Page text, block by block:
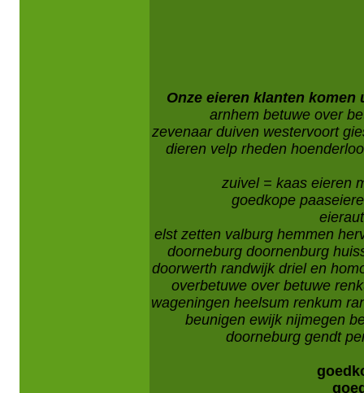
Onze eieren klanten komen
arnhem betuwe over
zevenaar duiven westervoort
dieren velp rheden
zuivel = kaas eieren
goedkope
elst zetten valburg hemmen
doorneburg doornenburg
doorwerth randwijk driel en
overbetuwe over betuwe
wageningen heelsum renkum
beunigen ewijk nijmegen
doorneburg gendt